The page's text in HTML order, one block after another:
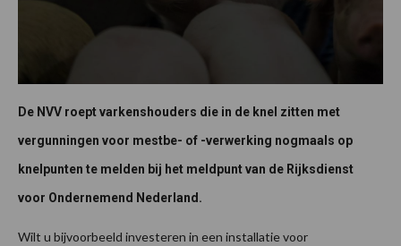
De NVV roept varkenshouders die in de knel zitten met
vergunningen voor mestbe- of -verwerking nogmaals op
knelpunten te melden bij het meldpunt van de Rijksdienst
voor Ondernemend Nederland.
Wilt u bijvoorbeeld investeren in een installatie voor